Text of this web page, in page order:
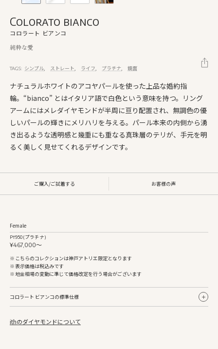
コロラート ビアンコ
Colorato bianco
純粋な愛
TAGS: シンプル ストレート ライフ プラチナ 鏡面
ナチュラルホワイトのアコヤパールを使った上品な婚約指
輪。“bianco” とはイタリア語で白色という意味を持つ。リング
アームにはメレダイヤモンドが半周に亘り配置され、無調色の優
しいパールの輝きにメリハリを与える。パール本来の内側から湧
き出るような透明感と幾重にも重なる真珠層のテリが、手元を明
るく美しく見せてくれるデザインです。
ご購入/ご試着する お客様の声
Female
Pt950 (プラチナ)
¥467,000〜
こちらのコレクションは神戸アトリエ限定となります
表示価格は税込みです
地金相場の変動に準じて価格改定を行う場合がございます
コロラート ビアンコの標準仕様
Female
ithのダイヤモンドについて